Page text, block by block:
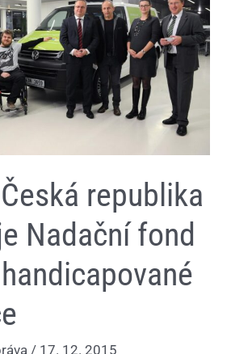
republika
Nadační fond
/ 17. 12. 2015